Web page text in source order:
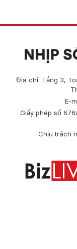
Địa chỉ: Tầng 3,
E-
Giấy phép số
Chịu trách